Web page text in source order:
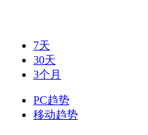
7天
30天
3个月
PC趋势
移动趋势